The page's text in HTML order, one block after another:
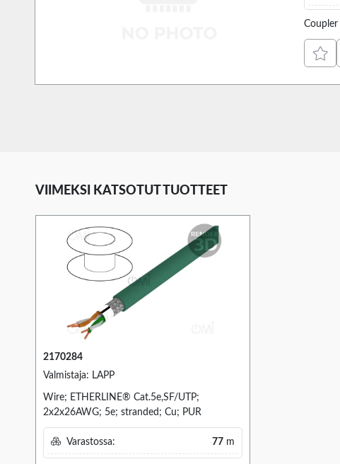
Coupler
VIIMEKSI KATSOTUT TUOTTEET
2170284
Valmistaja: LAPP
Wire; ETHERLINE® Cat.5e,SF/UTP;
2x2x26AWG; 5e; stranded; Cu; PUR
Varastossa: 77m